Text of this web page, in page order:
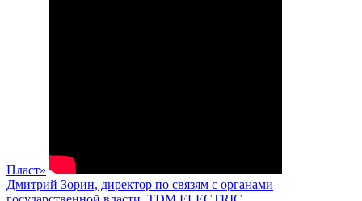
Пласт»
Дмитрий Зорин, директор по связям с органами